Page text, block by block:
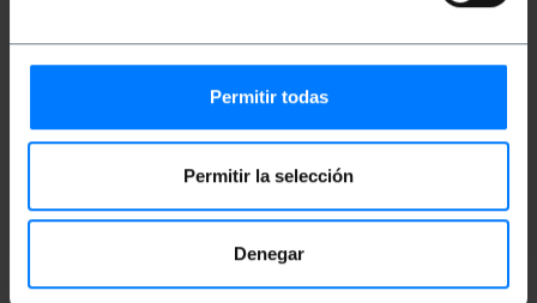
Permitir todas
Permitir la selección
Denegar
Produktgröße (Breite x Tiefe x Höhe): 19.0 x
16.0 x 7.3 cm
Anzahl der Produkte: 1
Packungsgrösse: 19.0 x 16.0 x 7.3 cm